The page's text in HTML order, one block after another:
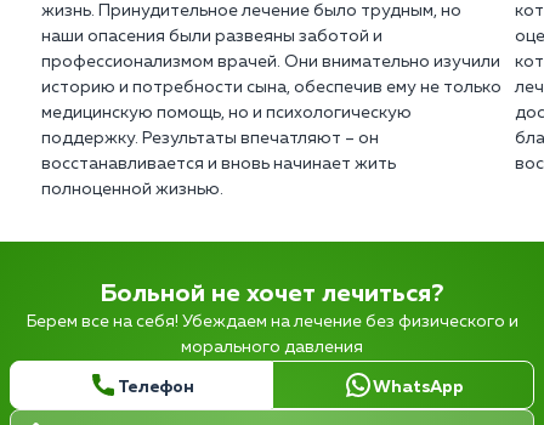
жизнь. Принудительное лечение было трудным, но
наши опасения были развеяны заботой и
профессионализмом врачей. Они внимательно изучили
историю и потребности сына, обеспечив ему не только
медицинскую помощь, но и психологическую
поддержку. Результаты впечатляют – он
восстанавливается и вновь начинает жить
полноценной жизнью.
Больной не хочет лечиться?
Берем все на себя! Убеждаем на лечение без физического и
морального давления
Телефон WhatsApp